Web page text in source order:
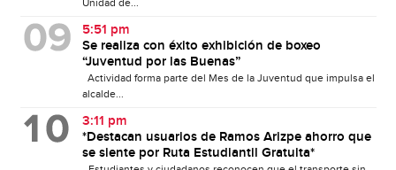
Unidad de...
5:51 pm
Se realiza con éxito exhibición de boxeo
“Juventud por las Buenas”
Actividad forma parte del Mes de la Juventud que impulsa el
alcalde...
3:11 pm
*Destacan usuarios de Ramos Arizpe ahorro que
se siente por Ruta Estudiantil Gratuita*